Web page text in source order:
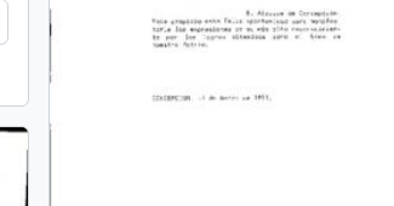
Add to clipboard